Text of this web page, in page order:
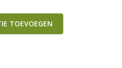
TOEVOEGEN